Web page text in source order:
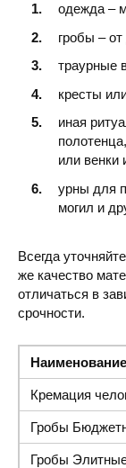
одежда –
гробы –
траурные
кресты
иная
или венки
урны для
могил и
Всегда
же качество
отличаться в
срочности.
Наименование
Кремация
Гробы
Гробы